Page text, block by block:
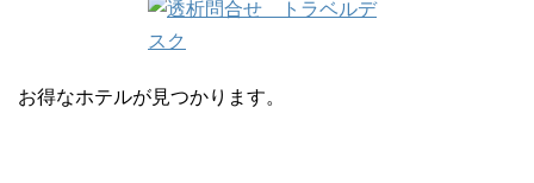
お得なホテルが見つかります。